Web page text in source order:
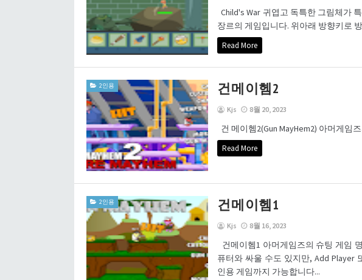
Child's War 귀엽고 독특한 그림체가
장르의 게임입니다. 위아래 방향키로
Read More
2인용 건메이헴2
Kjs 8월 20, 2023
건 메이헴2(Gun MayHem2) 아머게임
Read More
2인용 건메이헴1
Kjs 8월 16, 2023
건메이헴1 아머게임즈의 슈팅 게임
퓨터와 싸울 수도 있지만, Add Player
인용 게임까지 가능합니다...